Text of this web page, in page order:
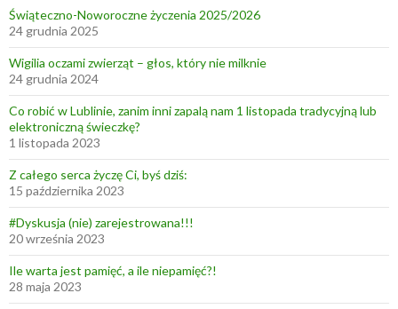
ć
?
!
Świąteczno-Noworoczne życzenia 2025/2026
24 grudnia 2025
Wigilia oczami zwierząt – głos, który nie milknie
24 grudnia 2024
Co robić w Lublinie, zanim inni zapalą nam 1 listopada tradycyjną lub
elektroniczną świeczkę?
1 listopada 2023
Z całego serca życzę Ci, byś dziś:
15 października 2023
#Dyskusja (nie) zarejestrowana!!!
20 września 2023
Ile warta jest pamięć, a ile niepamięć?!
28 maja 2023